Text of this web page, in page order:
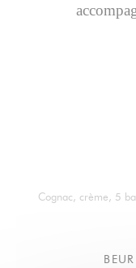
Cognac, crème, 5